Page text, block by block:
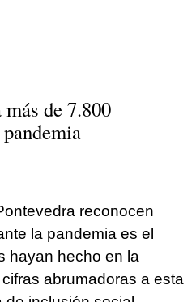
de 7.800
reconocen
la pandemia es el
hayan hecho en la
abrumadoras a esta